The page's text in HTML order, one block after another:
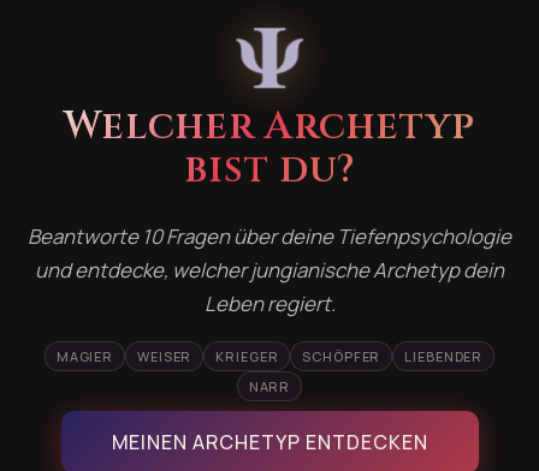
Ψ
Welcher Archetyp
bist du?
Beantworte 10 Fragen über deine Tiefenpsychologie
und entdecke, welcher jungianische Archetyp dein
Leben regiert.
MAGIER WEISER KRIEGER SCHÖPFER
LIEBENDER
NARR
MEINEN ARCHETYP ENTDECKEN